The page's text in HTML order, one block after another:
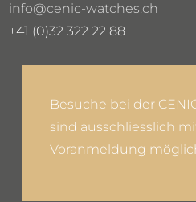
info@cenic-watches.ch
+41 (0)32 322 22 88
Besuche bei der
sind ausschliesslich
Voranmeldung